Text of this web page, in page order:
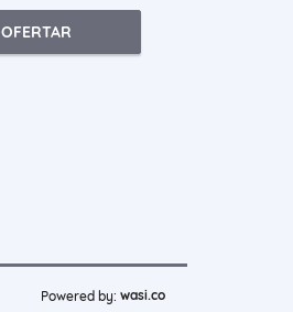
OFERTAR
Powered by: wasi.co